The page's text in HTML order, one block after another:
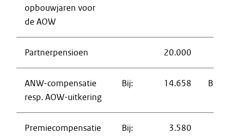
opbouwjaren voor
de AOW
Partnerpensioen 20.000
ANW-compensatie
resp. AOW-uitkering
Bij: 14.658 Bij:
Premiecompensatie Bij: 3.580